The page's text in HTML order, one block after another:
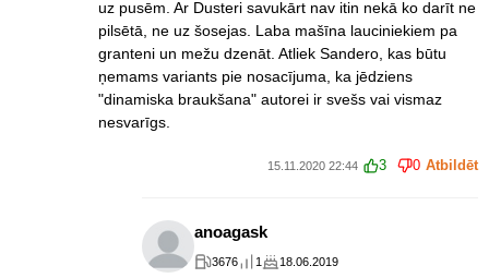
uz pusēm. Ar Dusteri savukārt nav itin nekā ko darīt ne
pilsētā, ne uz šosejas. Laba mašīna lauciniekiem pa
granteni un mežu dzenāt. Atliek Sandero, kas būtu
ņemams variants pie nosacījuma, ka jēdziens
"dinamiska braukšana" autorei ir svešs vai vismaz
nesvarīgs.
15.11.2020 22:44 3 0 Atbildēt
anoagask
3676 1 18.06.2019